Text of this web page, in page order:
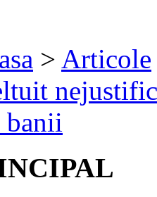
> Articole
banii